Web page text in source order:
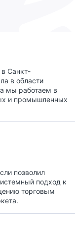
Санкт-
в области
мы работаем в
и промышленных
позволил
подход к
торговым